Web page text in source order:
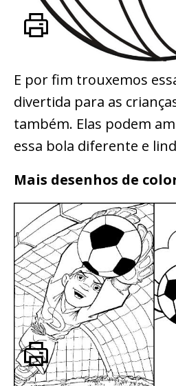
E por fim trouxemos
divertida para as
também. Elas podem
essa bola diferente e
Mais desenhos de